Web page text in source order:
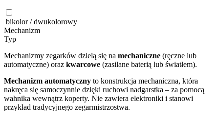
bikolor / dwukolorowy
Mechanizm
Typ
Mechanizmy zegarków dzielą się na mechaniczne (ręczne lub
automatyczne) oraz kwarcowe (zasilane baterią lub światłem).
Mechanizm automatyczny to konstrukcja mechaniczna, która
nakręca się samoczynnie dzięki ruchowi nadgarstka – za pomocą
wahnika wewnątrz koperty. Nie zawiera elektroniki i stanowi
przykład tradycyjnego zegarmistrzostwa.